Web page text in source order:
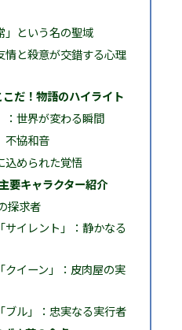
」という名の聖域
情と殺意が交錯する心理
だ！物語のハイライト
：世界が変わる瞬間
不協和音
込められた覚悟
要キャラクター紹介
探求者
イレント」：静かなる
クイーン」：皮肉屋の実
ブル」：忠実なる実行者